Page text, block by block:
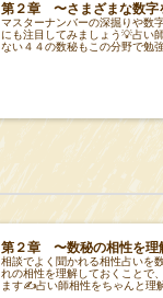
第２章 〜さまざまな数字
マスターナンバーの深掘りや数
にも注目してみましょう💡占い
ない４４の数秘もこの分野で勉
第２章 〜数秘の相性を理
相談でよく聞かれる相性占いを
れの相性を理解しておくことで
ます✍️占い師相性をちゃんと理